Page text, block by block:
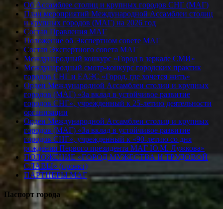
Об Ассамблее столиц и крупных городов СНГ (МАГ)
План мероприятий Международной Ассамблеи столиц
и крупных городов (МАГ) на 2026 год
Состав Правления МАГ
Положение об Экспертном совете МАГ
Состав Экспертного совета МАГ
Международный конкурс «Город в зеркале СМИ»
Международный смотр-конкурс городских практик
городов СНГ и ЕАЭС «Город, где хочется жить»
Орден Международной Ассамблеи столиц и крупных
городов (МАГ) «За вклад в устойчивое развитие
городов СНГ», учрежденный к 25-летию деятельности
организации
Орден Международной Ассамблеи столиц и крупных
городов (МАГ) «За вклад в устойчивое развитие
городов СНГ», учрежденный к «90-летию со дня
рождения Первого президента МАГ Ю.М. Лужкова»
ПОЛОЖЕНИЕ «ГОРОД МУЖЕСТВА И ТРУДОВОЙ
СЛАВЫ» (проект)
ПАРТНЕРЫ МАГ
Паспорт города